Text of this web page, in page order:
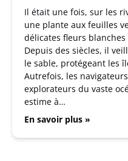
Il était une fois, sur les
une plante aux feuilles
délicates fleurs
Depuis des siècles, il
le sable, protégeant les
Autrefois, les
explorateurs du vaste
estime à…
En savoir plus »